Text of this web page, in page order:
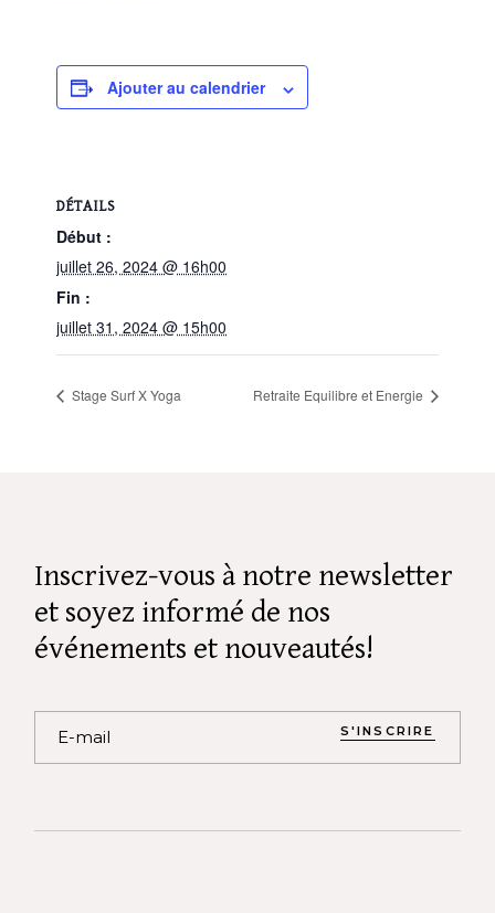
Ajouter au calendrier
DÉTAILS
Début :
juillet 26, 2024 @ 16h00
Fin :
juillet 31, 2024 @ 15h00
Stage Surf X Yoga Retraite Equilibre et Energie
Inscrivez-vous à notre newsletter
et soyez informé de nos
événements et nouveautés!
S'INSCRIRE